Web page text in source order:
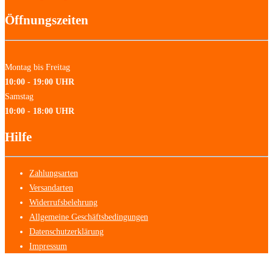
Öffnungszeiten
Montag bis Freitag
10:00 - 19:00 UHR
Samstag
10:00 - 18:00 UHR
Hilfe
Zahlungsarten
Versandarten
Widerrufsbelehrung
Allgemeine Geschäftsbedingungen
Datenschutzerklärung
Impressum